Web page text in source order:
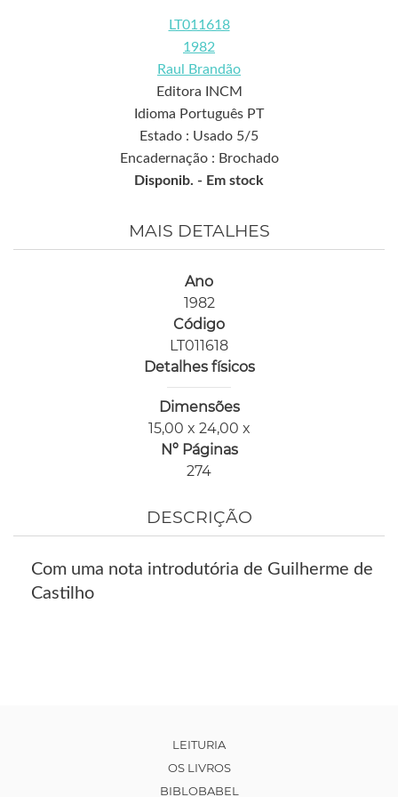
LT011618
1982
Raul Brandão
Editora INCM
Idioma Português PT
Estado : Usado 5/5
Encadernação : Brochado
Disponib. - Em stock
MAIS DETALHES
Ano
1982
Código
LT011618
Detalhes físicos
Dimensões
15,00 x 24,00 x
Nº Páginas
274
DESCRIÇÃO
Com uma nota introdutória de Guilherme de
Castilho
LEITURIA
OS LIVROS
BIBLOBABEL